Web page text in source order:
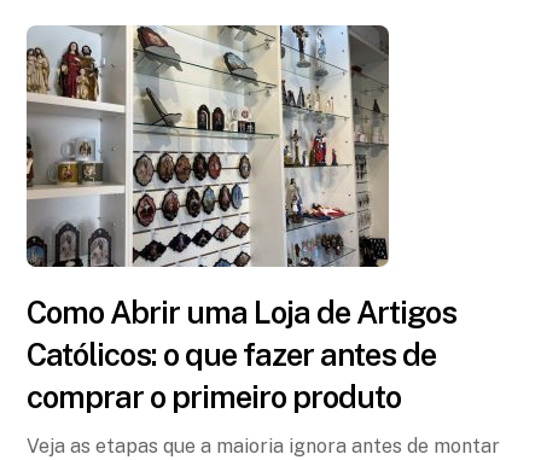
Como Abrir uma Loja de Artigos
Católicos: o que fazer antes de
comprar o primeiro produto
Veja as etapas que a maioria ignora antes de montar